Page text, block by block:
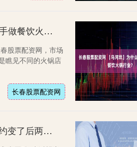
长春股票配资网 【马河坎】为什么不建议新手做餐饮火锅行业？
股票配资网，市场
瞧见不同的火锅店
长春股票配资网
开户配资炒股 TVB视帝突然从年报消失！合约变了后两年没戏拍，现在靠这个翻身